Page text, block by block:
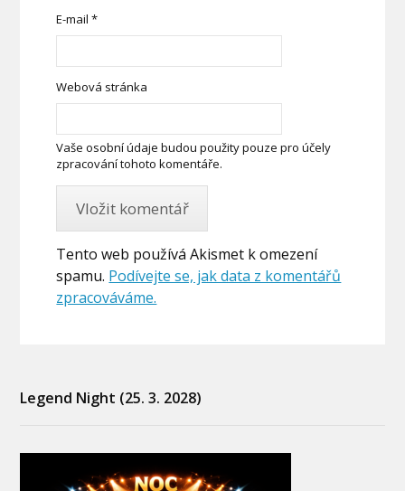
E-mail*
Webová stránka
Vaše osobní údaje budou použity pouze pro účely
zpracování tohoto komentáře.
Tento web používá Akismet k omezení
spamu. Podívejte se, jak data z komentářů
zpracováváme.
Legend Night (25. 3. 2028)